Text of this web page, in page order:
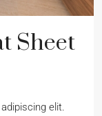
Sheet
elit.